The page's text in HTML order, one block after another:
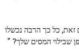
זאת, כל כך הרבה נכשלו
שבילוי המסים שלך? "